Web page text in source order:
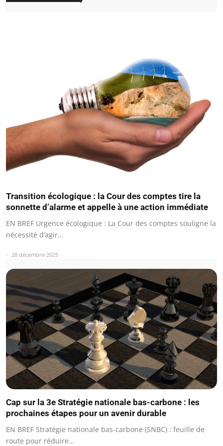
Transition écologique : la Cour des comptes tire la
sonnette d’alarme et appelle à une action immédiate
EN BREF Urgence écologique : La Cour des comptes souligne la
nécessité d’agir…
28 décembre 2025
Cap sur la 3e Stratégie nationale bas-carbone : les
prochaines étapes pour un avenir durable
EN BREF Stratégie nationale bas-carbone (SNBC) : feuille de
route pour réduire…